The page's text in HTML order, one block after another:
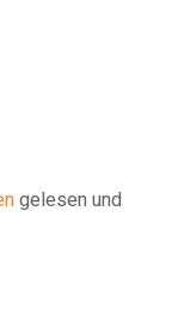
gelesen und